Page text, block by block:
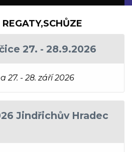
27. - 28.9.2026
27. - 28. září 2026
Jindřichův Hradec